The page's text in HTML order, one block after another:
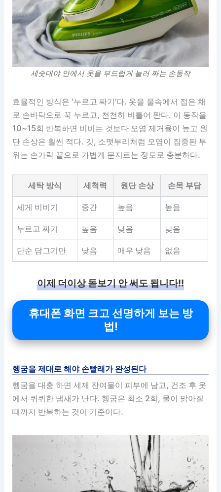
세숫대야 안에서 옷을 부드럽게 눌러 짜는 손동작
효율적인 방식은 ‘누르고 짜기’다. 옷을 물속에서 접은 채
로 손바닥으로 꾹 누르고, 천천히 비틀어 짠다. 이 동작을
10~15회 반복하면 비비는 것보다 오염 제거율이 높고 원
단 손상은 훨씬 적다. 깃, 소맷부리처럼 오염이 집중된 부
위는 손가락 끝으로 가볍게 문지르는 정도로 충분하다.
세탁 방식 세척력 원단 손상 손목 부담
세게 비비기 중간 높음 높음
누르고 짜기 높음 낮음 낮음
단순 담그기만 낮음 매우 낮음 없음
이제 더이상 돋보기 안 써도 됩니다!!
휴대폰 화면 크고 선명하게 보는 방
법!
헹굼을 제대로 해야 손빨래가 완성된다
헹굼을 대충 하면 세제 잔여물이 피부에 남고, 건조 후 옷
에서 퀴퀴한 냄새가 난다. 헹굼은 최소 2회, 물이 맑아질
때까지 반복하는 것이 기준이다.